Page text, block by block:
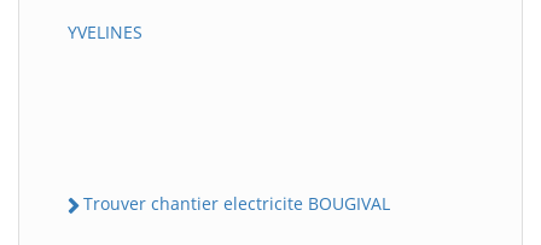
YVELINES
Trouver chantier electricite BOUGIVAL